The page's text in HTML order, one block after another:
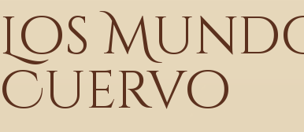
Los
Cuervo